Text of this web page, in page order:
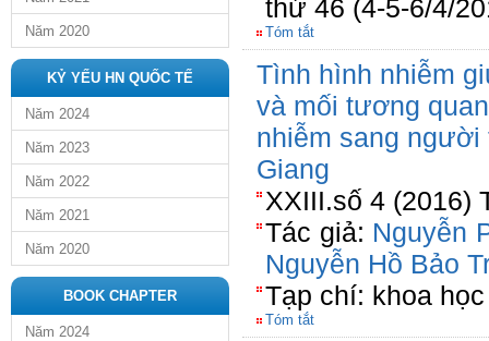
Năm 2020
KỶ YẾU HN QUỐC TẾ
Năm 2024
Năm 2023
Năm 2022
Năm 2021
Năm 2020
BOOK CHAPTER
Năm 2024
thứ 46 (4-5-6/4/
Tóm tắt
Tình hình nhiễm
và mối tương
nhiễm sang người
Giang
XXIII.số 4 (2016)
Tác giả: Nguyễn
Nguyễn Hồ Bảo
Tạp chí: khoa
Tóm tắt